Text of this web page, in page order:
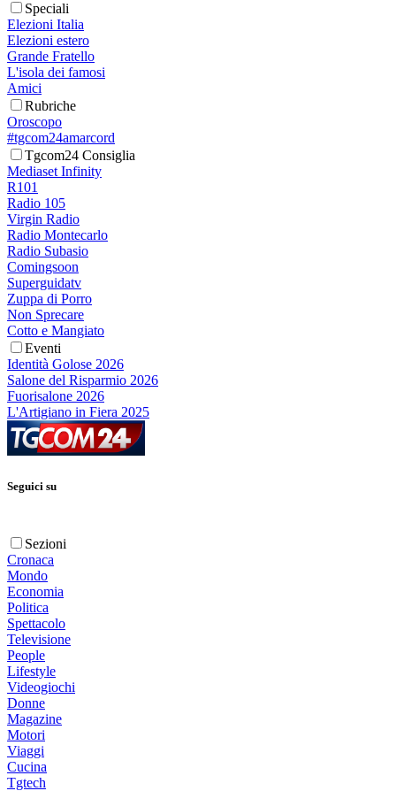
Speciali
Elezioni Italia
Elezioni estero
Grande Fratello
L'isola dei famosi
Amici
Rubriche
Oroscopo
#tgcom24amarcord
Tgcom24 Consiglia
Mediaset Infinity
R101
Radio 105
Virgin Radio
Radio Montecarlo
Radio Subasio
Comingsoon
Superguidatv
Zuppa di Porro
Non Sprecare
Cotto e Mangiato
Eventi
Identità Golose 2026
Salone del Risparmio 2026
Fuorisalone 2026
L'Artigiano in Fiera 2025
Seguici su
Sezioni
Cronaca
Mondo
Economia
Politica
Spettacolo
Televisione
People
Lifestyle
Videogiochi
Donne
Magazine
Motori
Viaggi
Cucina
Tgtech